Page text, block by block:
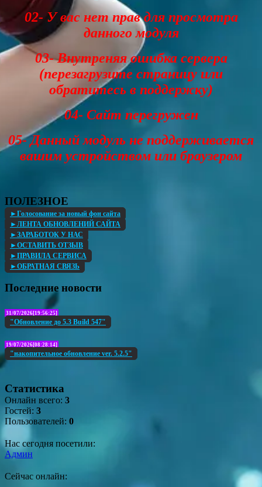
02- У вас нет прав для просмотра
данного модуля
03- Внутреняя ошибка сервера
(перезагрузите страницу или
обратитесь в поддержку)
04- Сайт перегружен
05- Данный модуль не поддерживается
вашим устройством или браузером
ПОЛЕЗНОЕ
►Голосование за новый фон сайта
►ЛЕНТА ОБНОВЛЕНИЙ САЙТА
►ЗАРАБОТОК У НАС
►ОСТАВИТЬ ОТЗЫВ
►ПРАВИЛА СЕРВИСА
►ОБРАТНАЯ СВЯЗЬ
Последние новости
31/07/2026[19:56:25]
"Обновление до 5.3 Build 547"
19/07/2026[08:28:14]
"накопительное обновление ver. 5.2.5"
Статистика
Онлайн всего: 3
Гостей: 3
Пользователей: 0
Нас сегодня посетили:
Админ
Сейчас онлайн: